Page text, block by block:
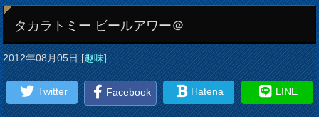
タカラトミー ビールアワー＠
2012年08月05日[趣味]
Twitter Facebook Hatena LINE